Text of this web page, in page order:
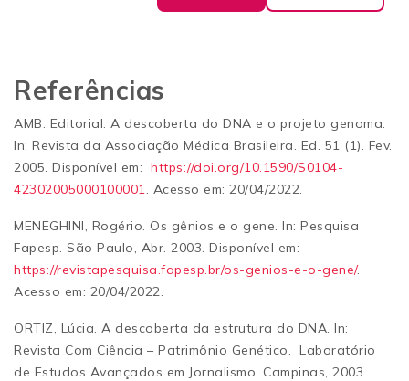
Referências
AMB. Editorial: A descoberta do DNA e o projeto genoma.
In: Revista da Associação Médica Brasileira. Ed. 51 (1). Fev.
2005. Disponível em: https://doi.org/10.1590/S0104-
42302005000100001. Acesso em: 20/04/2022.
MENEGHINI, Rogério. Os gênios e o gene. In: Pesquisa
Fapesp. São Paulo, Abr. 2003. Disponível em:
https://revistapesquisa.fapesp.br/os-genios-e-o-gene/.
Acesso em: 20/04/2022.
ORTIZ, Lúcia. A descoberta da estrutura do DNA. In:
Revista Com Ciência – Patrimônio Genético. Laboratório
de Estudos Avançados em Jornalismo. Campinas, 2003.